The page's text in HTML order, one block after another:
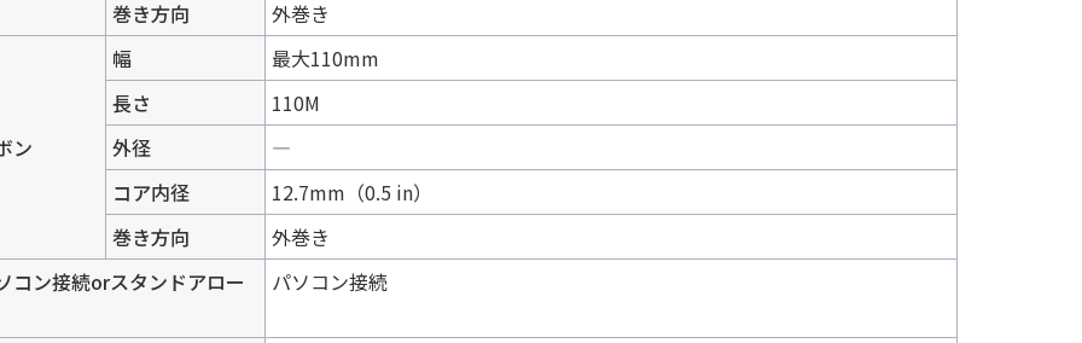
巻き方向
外巻き
ン
幅
最大110mm
長さ
110M
外径
―
コア内径
12.7mm（0.5 in）
巻き方向
外巻き
コン接続orスタンドアロー
パソコン接続